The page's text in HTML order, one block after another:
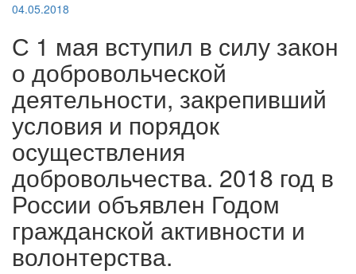
04.05.2018
С 1 мая вступил в силу закон
о добровольческой
деятельности, закрепивший
условия и порядок
осуществления
добровольчества. 2018 год в
России объявлен Годом
гражданской активности и
волонтерства.